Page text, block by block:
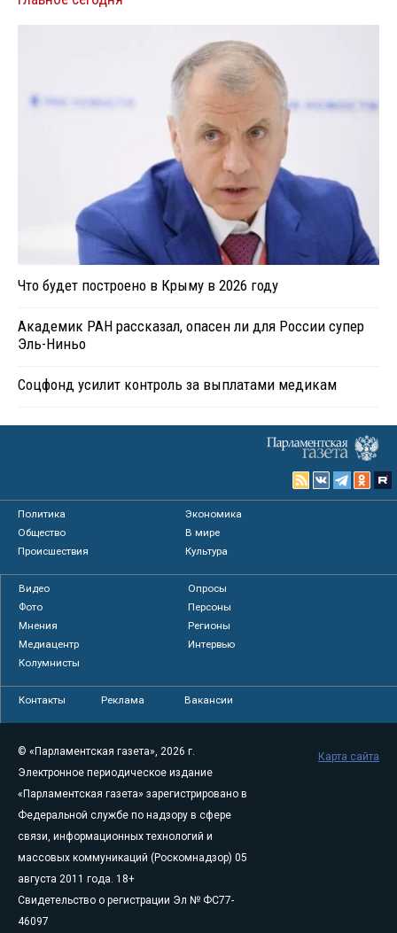
Что будет построено в Крыму в 2026 году
Академик РАН рассказал, опасен ли для России супер
Эль-Ниньо
Соцфонд усилит контроль за выплатами медикам
Политика
Экономика
Общество
В мире
Происшествия
Культура
Видео
Опросы
Фото
Персоны
Мнения
Регионы
Медиацентр
Интервью
Колумнисты
Контакты Реклама Вакансии
© «Парламентская газета», 2026 г.
Электронное периодическое издание
«Парламентская газета» зарегистрировано в
Федеральной службе по надзору в сфере
связи, информационных технологий и
массовых коммуникаций (Роскомнадзор) 05
августа 2011 года. 18+
Свидетельство о регистрации Эл № ФС77-
46097
Карта сайта